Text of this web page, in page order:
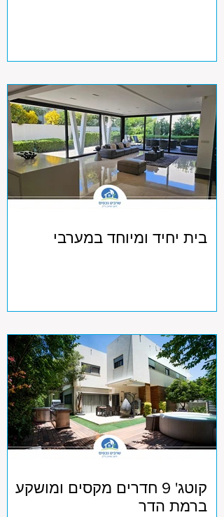
בית יחיד ומיוחד במערבי
קוטג' 9 חדרים מקסים ומושקע
ברמת הדר